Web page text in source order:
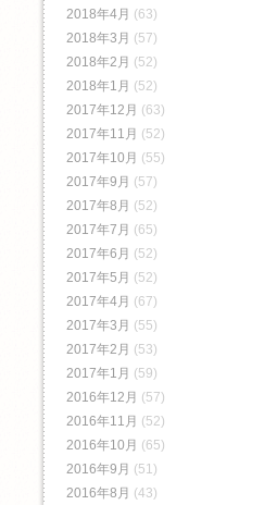
2018年4月 (63)
2018年3月 (57)
2018年2月 (52)
2018年1月 (52)
2017年12月 (63)
2017年11月 (52)
2017年10月 (55)
2017年9月 (57)
2017年8月 (52)
2017年7月 (65)
2017年6月 (52)
2017年5月 (52)
2017年4月 (67)
2017年3月 (55)
2017年2月 (53)
2017年1月 (59)
2016年12月 (57)
2016年11月 (52)
2016年10月 (65)
2016年9月 (51)
2016年8月 (43)